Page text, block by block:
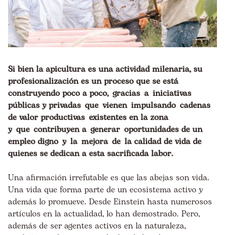
Si bien la apicultura es una actividad milenaria, su
profesionalización es un proceso que se está
construyendo poco a poco, gracias a iniciativas
públicas y privadas que vienen impulsando cadenas
de valor productivas existentes en la zona
y que contribuyen a generar oportunidades de un
empleo dignoy la mejora de la calidad de vida de
quienes se dedican a esta sacrificada labor.
Una afirmación irrefutable es que las abejas son vida.
Una vida que forma parte de un ecosistema activo y
además lo promueve. Desde Einstein hasta numerosos
artículos en la actualidad, lo han demostrado. Pero,
además de ser agentes activos en la naturaleza,